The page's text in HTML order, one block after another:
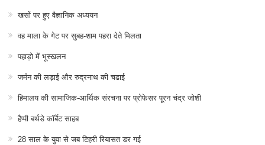
खसों पर हुए वैज्ञानिक अध्ययन
वह माला के गेट पर सुबह-शाम पहरा देते मिलता
पहाड़ो में भूस्खलन
जर्मन की लड़ाई और रुद्रनाथ की चढाई
हिमालय की सामाजिक-आर्थिक संरचना पर प्रोफेसर पूरन चंद्र जोशी
हैप्पी बर्थडे कॉर्बेट साहब
28 साल के युवा से जब टिहरी रियासत डर गई